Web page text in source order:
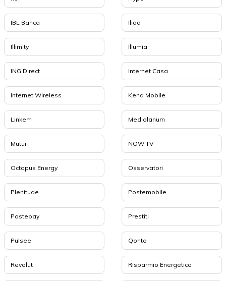
IBL Banca Iliad
Illimity Illumia
ING Direct Internet Casa
Internet Wireless Kena Mobile
Linkem Mediolanum
Mutui NOW TV
Octopus Energy Osservatori
Plenitude Postemobile
Postepay Prestiti
Pulsee Qonto
Revolut Risparmio Energetico